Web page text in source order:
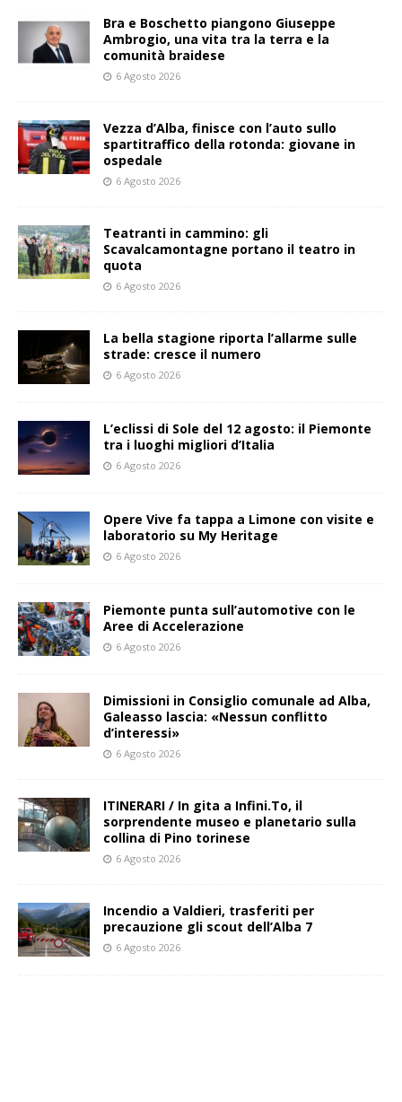
Bra e Boschetto piangono Giuseppe
Ambrogio, una vita tra la terra e la
comunità braidese
6 Agosto 2026
Vezza d’Alba, finisce con l’auto sullo
spartitraffico della rotonda: giovane in
ospedale
6 Agosto 2026
Teatranti in cammino: gli
Scavalcamontagne portano il teatro in
quota
6 Agosto 2026
La bella stagione riporta l’allarme sulle
strade: cresce il numero
6 Agosto 2026
L’eclissi di Sole del 12 agosto: il Piemonte
tra i luoghi migliori d’Italia
6 Agosto 2026
Opere Vive fa tappa a Limone con visite e
laboratorio su My Heritage
6 Agosto 2026
Piemonte punta sull’automotive con le
Aree di Accelerazione
6 Agosto 2026
Dimissioni in Consiglio comunale ad Alba,
Galeasso lascia: «Nessun conflitto
d’interessi»
6 Agosto 2026
ITINERARI / In gita a Infini.To, il
sorprendente museo e planetario sulla
collina di Pino torinese
6 Agosto 2026
Incendio a Valdieri, trasferiti per
precauzione gli scout dell’Alba 7
6 Agosto 2026